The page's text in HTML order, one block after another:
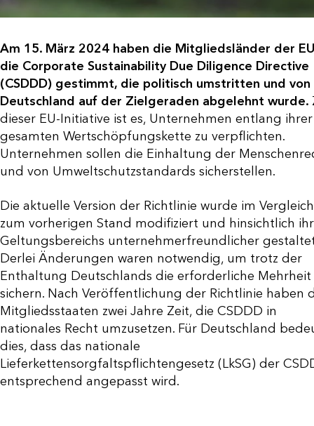
Am 15. März 2024 haben die Mitgliedsländer der
die Corporate Sustainability Due Diligence Directive
(CSDDD) gestimmt, die politisch umstritten und von
Deutschland auf der Zielgeraden abgelehnt wurde.
dieser EU-Initiative ist es, Unternehmen entlang ihrer
gesamten Wertschöpfungskette zu verpflichten.
Unternehmen sollen die Einhaltung der
und von Umweltschutzstandards sicherstellen.
Die aktuelle Version der Richtlinie wurde im Vergleich
zum vorherigen Stand modifiziert und hinsichtlich
Geltungsbereichs unternehmerfreundlicher
Derlei Änderungen waren notwendig, um trotz der
Enthaltung Deutschlands die erforderliche Mehrheit
sichern. Nach Veröffentlichung der Richtlinie haben
Mitgliedsstaaten zwei Jahre Zeit, die CSDDD in
nationales Recht umzusetzen. Für Deutschland
dies, dass das nationale
Lieferkettensorgfaltspflichtengesetz (LkSG) der
entsprechend angepasst wird.